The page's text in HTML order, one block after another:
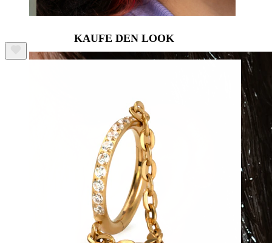
KAUFE DEN LOOK